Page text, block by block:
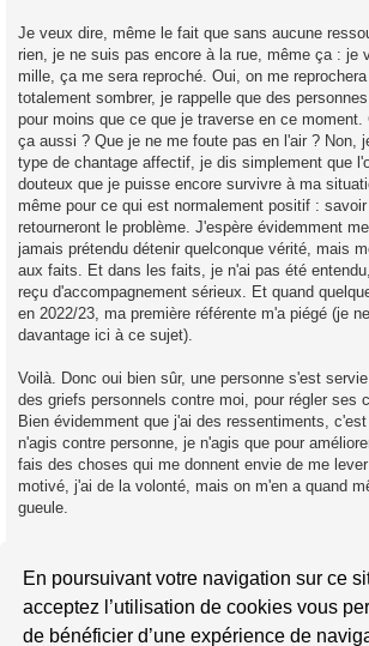
En poursuivant votre navigation sur ce
acceptez l’utilisation de cookies vous
de bénéficier d’une expérience de
Je veux dire, même le fait que sans aucune
rien, je ne suis pas encore à la rue, même ça : je
mille, ça me sera reproché. Oui, on me
totalement sombrer, je rappelle que des
pour moins que ce que je traverse en ce moment.
ça aussi ? Que je ne me foute pas en l'air ? Non,
type de chantage affectif, je dis simplement que
douteux que je puisse encore survivre à ma
même pour ce qui est normalement positif :
retourneront le problème. J'espère évidemment
jamais prétendu détenir quelconque vérité, mais
aux faits. Et dans les faits, je n'ai pas été
reçu d'accompagnement sérieux. Et quand
en 2022/23, ma première référente m'a piégé (je
davantage ici à ce sujet).
Voilà. Donc oui bien sûr, une personne s'est
des griefs personnels contre moi, pour régler ses
Bien évidemment que j'ai des ressentiments,
n'agis contre personne, je n'agis que pour
fais des choses qui me donnent envie de me
motivé, j'ai de la volonté, mais on m'en a quand
gueule.
490 messages Page40sur49
Précédent
1 … 38 39 40